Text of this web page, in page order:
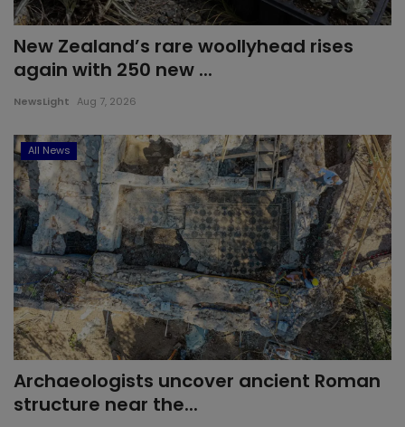
New Zealand’s rare woollyhead rises
again with 250 new ...
NewsLight Aug 7, 2026
All News
Archaeologists uncover ancient Roman
structure near the...